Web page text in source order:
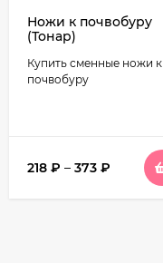
Ножи к почвобуру
(Тонар)
Купить сменные ножи к
почвобуру
218 ₽ – 373 ₽